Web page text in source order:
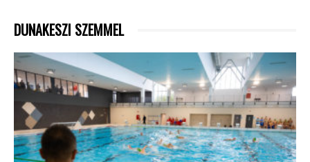
DUNAKESZI SZEMMEL